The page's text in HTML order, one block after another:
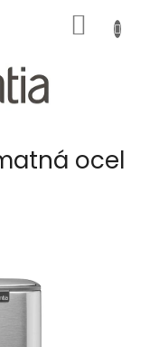
KOŠÍK
ocel